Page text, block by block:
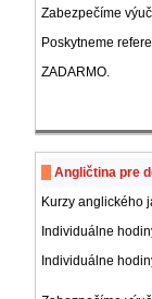
Zabezpečíme
Poskytneme
ZADARMO.
Angličtina pre
Kurzy anglického
Individuálne
Individuálne